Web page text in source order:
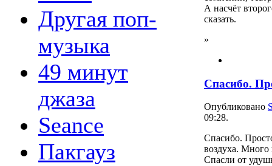
Другая поп-
музыка
49 минут
джаза
Seance
Пакгауз
А насчёт
сказать.
»
Спасибо.
Опубликовано
09:28.
Спасибо.
воздуха. Много
Спасли от